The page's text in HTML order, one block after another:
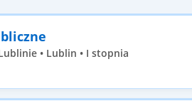
• Lublin • I stopnia